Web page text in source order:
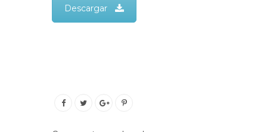
Descargar